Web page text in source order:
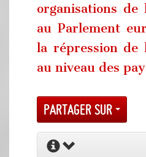
organisations de
au Parlement
la répression de
au niveau des
Partager sur